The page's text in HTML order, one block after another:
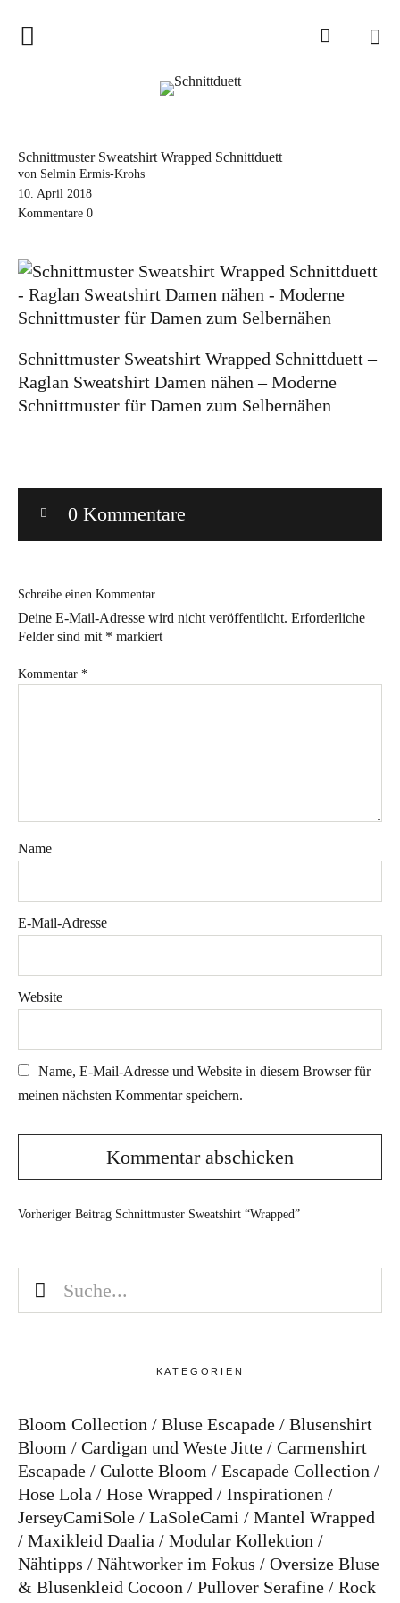
Home
Schnittduett Magazin
Sewalong
Stoffempfehlungen
Tipps zur Schnittanpassung
Wir sagen Danke und Good
InstagramFacebookPinterestTweed
Rapantinchen
Schnittmuster Sweatshirt Wrapped Schnittduett
von Selmin Ermis-Krohs
10. April 2018
Kommentare 0
Schnittmuster Sweatshirt Wrapped Schnittduett –
Raglan Sweatshirt Damen nähen – Moderne
Schnittmuster für Damen zum Selbernähen
0 Kommentare
Schreibe einen Kommentar
Deine E-Mail-Adresse wird nicht veröffentlicht. Erforderliche
Felder sind mit * markiert
Kommentar *
Name
E-Mail-Adresse
Website
Name, E-Mail-Adresse und Website in diesem Browser für
meinen nächsten Kommentar speichern.
Vorheriger Beitrag Schnittmuster Sweatshirt “Wrapped”
KATEGORIEN
Bloom Collection Bluse Escapade
Blusenshirt
Bloom
Cardigan und Weste Jitte
Carmenshirt
Escapade
Culotte Bloom
Escapade Collection
Hose Lola
Hose Wrapped
Inspirationen
JerseyCamiSole
LaSoleCami
Mantel Wrapped
Maxikleid Daalia
Modular Kollektion
Nähtipps
Nähtworker im Fokus
Oversize Bluse
& Blusenkleid Cocoon
Pullover Serafine
Rock